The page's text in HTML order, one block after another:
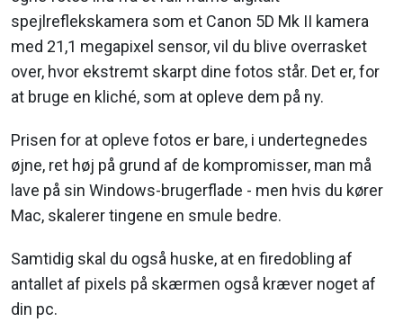
spejlreflekskamera som et Canon 5D Mk II kamera
med 21,1 megapixel sensor, vil du blive overrasket
over, hvor ekstremt skarpt dine fotos står. Det er, for
at bruge en kliché, som at opleve dem på ny.
Prisen for at opleve fotos er bare, i undertegnedes
øjne, ret høj på grund af de kompromisser, man må
lave på sin Windows-brugerflade - men hvis du kører
Mac, skalerer tingene en smule bedre.
Samtidig skal du også huske, at en firedobling af
antallet af pixels på skærmen også kræver noget af
din pc.